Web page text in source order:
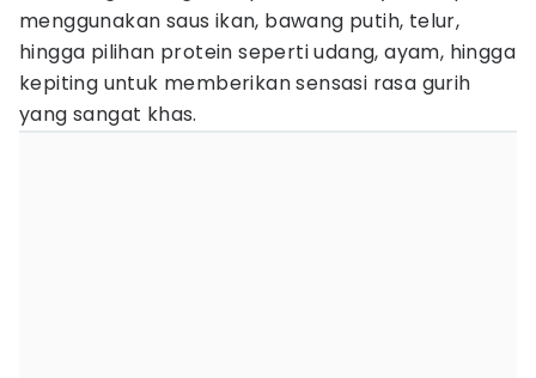
menggunakan saus ikan, bawang putih, telur,
hingga pilihan protein seperti udang, ayam, hingga
kepiting untuk memberikan sensasi rasa gurih
yang sangat khas.